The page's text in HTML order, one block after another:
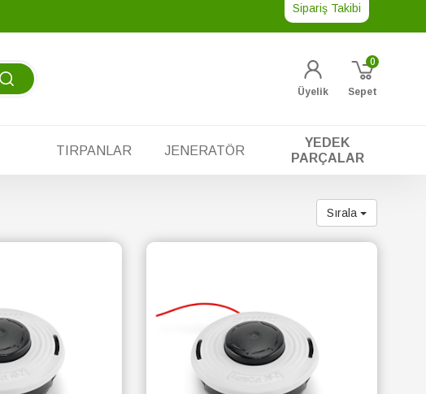
Sipariş Takibi
Üyelik Sepet
0
TIRPANLAR JENERATÖR
YEDEK
PARÇALAR
Sırala